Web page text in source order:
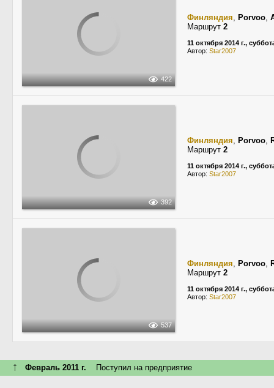
422
Финляндия, Porvoo,
Маршрут 2
11 октября 2014 г.,
Автор: Star2007
392
Финляндия, Porvoo,
Маршрут 2
11 октября 2014 г.,
Автор: Star2007
537
Финляндия, Porvoo,
Маршрут 2
11 октября 2014 г.,
Автор: Star2007
↑ Февраль 2011 г. Поступил на предприятие